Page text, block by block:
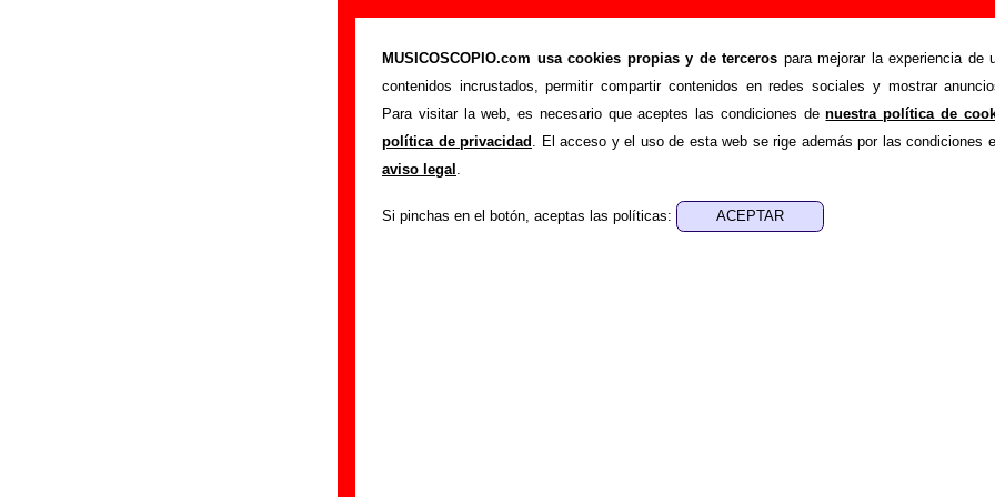
MUSICOSCOPIO.com usa cookies propias y de terceros para mejorar la experiencia de
contenidos incrustados, permitir compartir contenidos en redes sociales y mostrar
Para visitar la web, es necesario que aceptes las condiciones denuestra política de
política de privacidad . El acceso y el uso de esta web se rige además por las condiciones
aviso legal .
Si pinchas en el botón, aceptas las políticas:
Álbumes, eps, singles, tributos y recopilatorios de Nothing
Portada >Nothing >Discografía
Esta sección muestra la lista de discos (álbumes, eps, singles, tributos,
Además del nombre de cada referencia, se muestra el sello discográfico y la
Las diferentes referencias están divididas en subsecciones para facilitar la
errores o tienes información adicional, puedes ayudar a